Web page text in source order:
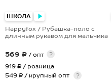
ШКОЛА
Happyfox / Рубашка-поло с
длинным рукавом для мальчика
569 ₽ / опт
?
919 ₽ / розница
549 ₽ / крупный опт
?